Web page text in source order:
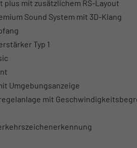
plus mit zusätzlichem RS-Layout
Sound System mit 3D-Klang
Typ 1
Umgebungsanzeige
mit